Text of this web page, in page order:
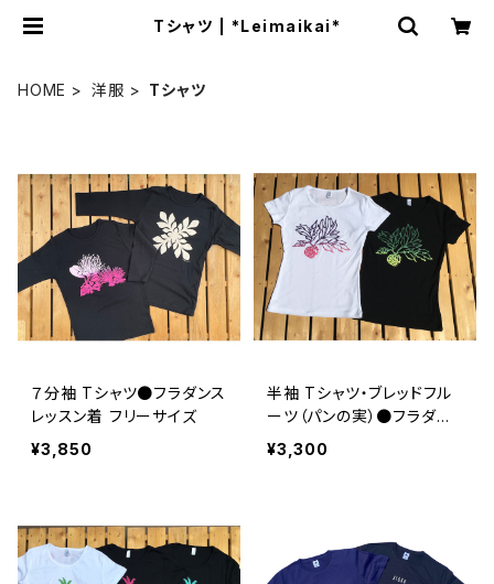
Tシャツ | *Leimaikai*
HOME 洋服 Tシャツ
７分袖 Tシャツ●フラダンス
レッスン着 フリーサイズ
¥3,850
半袖 Tシャツ・ブレッドフル
ーツ（パンの実）●フラダン
ス レッスン着
¥3,300